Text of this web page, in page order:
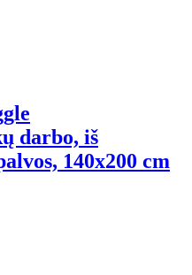
darbo, iš
140x200 cm